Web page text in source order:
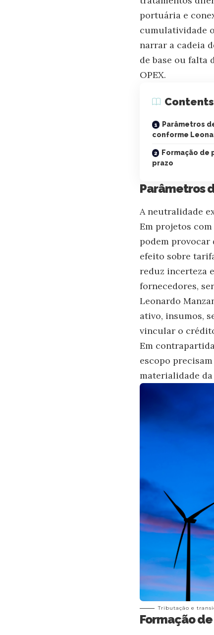
portuária e
cumulatividade
narrar a cadeia
de base ou falta
OPEX.
Contents
Parâmetros
conforme
Formação de
prazo
Parâmetros
A neutralidade
Em projetos
podem provocar
efeito sobre
reduz incerteza
fornecedores,
Leonardo
ativo, insumos,
vincular o
Em
escopo
materialidade
Tributação e
Formação